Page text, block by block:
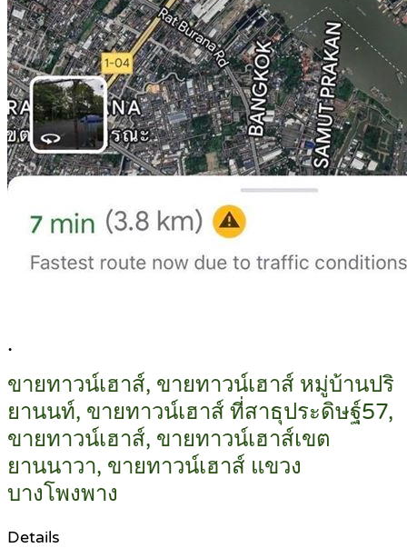
.
ขายทาวน์เฮาส์, ขายทาวน์เฮาส์ หมู่บ้านปริ
ยานนท์, ขายทาวน์เฮาส์ ที่สาธุประดิษฐ์57,
ขายทาวน์เฮาส์, ขายทาวน์เฮาส์เขต
ยานนาวา, ขายทาวน์เฮาส์ แขวง
บางโพงพาง
Details